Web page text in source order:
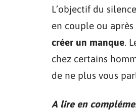
L’objectif du
en couple ou
créer un manque.
chez certains
de ne plus vous
A lire en